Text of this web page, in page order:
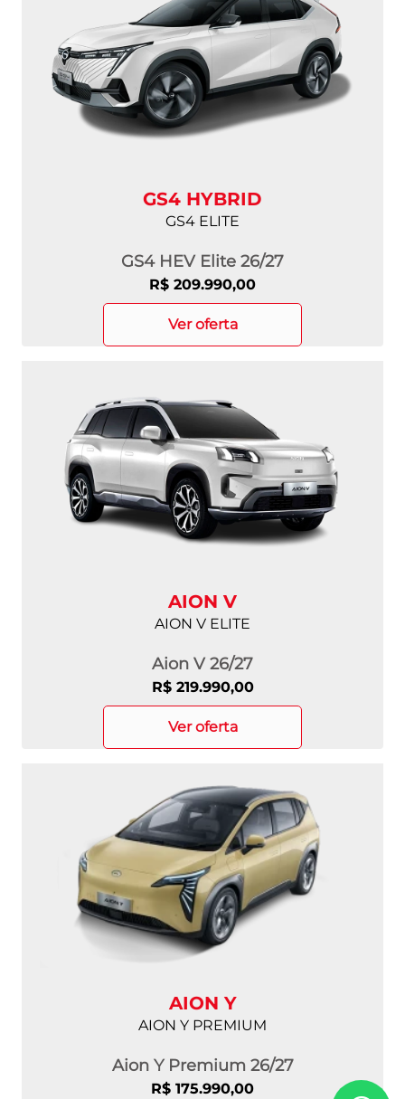
GS4 HYBRID
GS4 ELITE
GS4 HEV Elite 26/27
R$ 209.990,00
ver oferta
AION V
AION V ELITE
Aion V 26/27
R$ 219.990,00
ver oferta
AION Y
AION Y PREMIUM
Aion Y Premium 26/27
R$ 175.990,00